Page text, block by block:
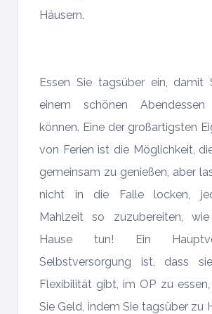
Häusern.
Essen Sie tagsüber ein, damit
einem schönen Abendessen
können. Eine der großartigsten
von Ferien ist die Möglichkeit,
gemeinsam zu genießen, aber
nicht in die Falle locken,
Mahlzeit so zuzubereiten,
Hause tun! Ein
Selbstversorgung ist, dass
Flexibilität gibt, im OP zu
Sie Geld, indem Sie tagsüber zu